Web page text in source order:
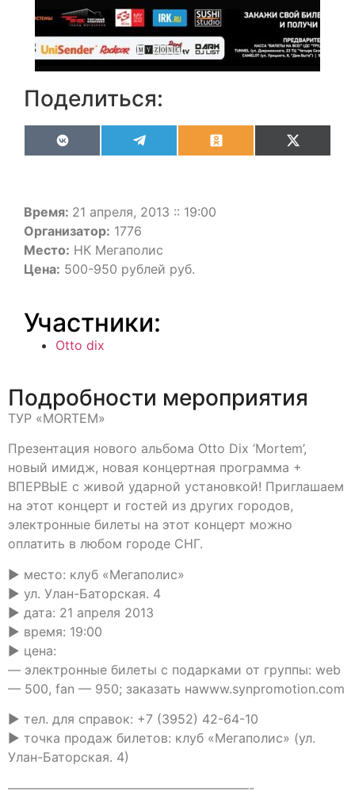
Поделиться:
VK OdnoklassnikiX
(Twitter)
Время: 21 апреля, 2013 :: 19:00
Организатор: 1776
Место: НК Мегаполис
Цена: 500-950 рублей руб.
Участники:
Otto dix
Подробности мероприятия
ТУР «MORTEM»
Презентация нового альбома Otto Dix ‘Mortem’,
новый имидж, новая концертная программа +
ВПЕРВЫЕ с живой ударной установкой! Приглашаем
на этот концерт и гостей из других городов,
электронные билеты на этот концерт можно
оплатить в любом городе СНГ.
► место: клуб «Мегаполис»
► ул. Улан-Баторская. 4
► дата: 21 апреля 2013
► время: 19:00
► цена:
— электронные билеты с подарками от группы: web
— 500, fan — 950; заказать наwww.synpromotion.com
► тел. для справок: +7 (3952) 42-64-10
► точка продаж билетов: клуб «Мегаполис» (ул.
Улан-Баторская. 4)
———————————————————-